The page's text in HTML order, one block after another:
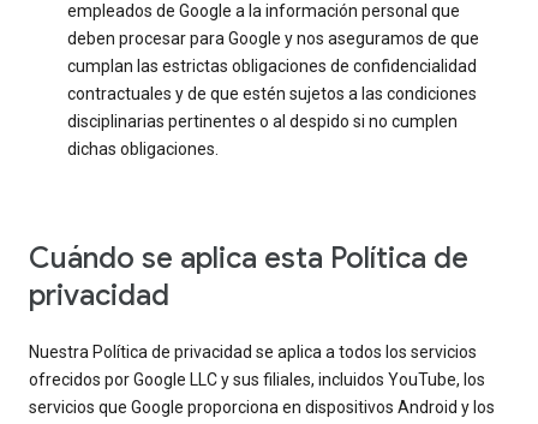
empleados de Google a la información personal que
deben procesar para Google y nos aseguramos de que
cumplan las estrictas obligaciones de confidencialidad
contractuales y de que estén sujetos a las condiciones
disciplinarias pertinentes o al despido si no cumplen
dichas obligaciones.
Cuándo se aplica esta Política de
privacidad
Nuestra Política de privacidad se aplica a todos los servicios
ofrecidos por Google LLC y sus filiales, incluidos YouTube, los
servicios que Google proporciona en dispositivos Android y los